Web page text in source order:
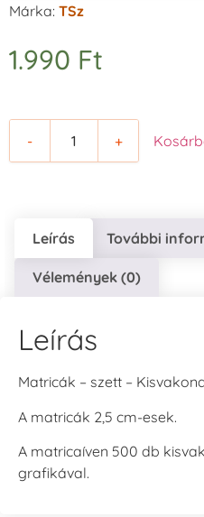
Márka: TSz
1.990 Ft
- +
Leírás További
Vélemények (0)
Leírás
Matricák – szett –
A matricák 2,5 cm-esek.
A matricaíven 500 db
grafikával.